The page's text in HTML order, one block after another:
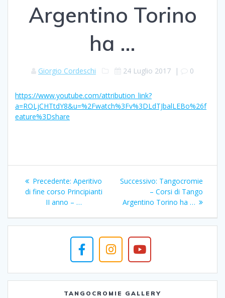
Argentino Torino
ha …
Giorgio Cordeschi 24 Luglio 2017 | 0
https://www.youtube.com/attribution_link?
a=ROLjCHTtdY8&u=%2Fwatch%3Fv%3DLdTJbalLEBo%26f
eature%3Dshare
Navigazione
articoli
Precedente: Articolo
precedente:
Aperitivo
di fine corso Principianti
II anno – …
Successivo: Articolo
successivo:
Tangocromie
– Corsi di Tango
Argentino Torino ha …
TANGOCROMIE GALLERY